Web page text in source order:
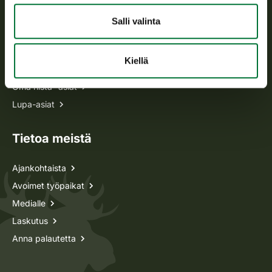
Salli valinta
Kiellä
Oma riista -asiat
Lupa-asiat
Tietoa meistä
Ajankohtaista
Avoimet työpaikat
Medialle
Laskutus
Anna palautetta